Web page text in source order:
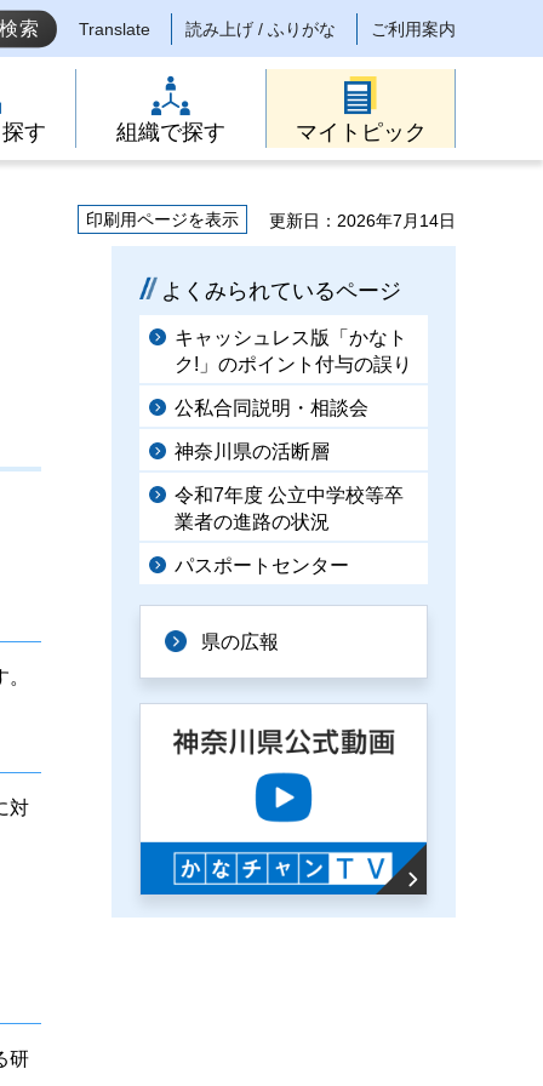
Translate 読み上げ / ふりがな ご利用案内
す 組織で探す マイトピック
印刷用ページを表示 更新日：2026年7月14日
対
研
よくみられているページ
キャッシュレス版「かなト
ク!」のポイント付与の誤り
公私合同説明・相談会
神奈川県の活断層
令和7年度 公立中学校等卒
業者の進路の状況
パスポートセンター
県の広報